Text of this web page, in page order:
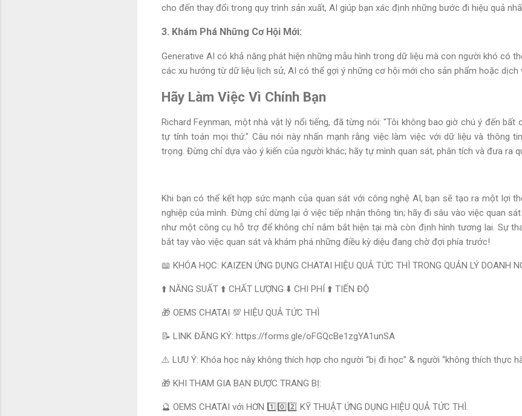
cho đến thay đổi trong quy trình sản xuất, AI giúp bạn xác định những bước đi hiệu quả
3. Khám Phá Những Cơ Hội Mới:
Generative AI có khả năng phát hiện những mẫu hình trong dữ liệu mà con người khó có
các xu hướng từ dữ liệu lịch sử, AI có thể gợi ý những cơ hội mới cho sản phẩm hoặc dịch
Hãy Làm Việc Vì Chính Bạn
Richard Feynman, một nhà vật lý nổi tiếng, đã từng nói: "Tôi không bao giờ chú ý đến bất
tự tính toán mọi thứ." Câu nói này nhấn mạnh rằng việc làm việc với dữ liệu và thông
trọng. Đừng chỉ dựa vào ý kiến của người khác; hãy tự mình quan sát, phân tích và đưa ra
Khi bạn có thể kết hợp sức mạnh của quan sát với công nghệ AI, bạn sẽ tạo ra một lợi
nghiệp của mình. Đừng chỉ dừng lại ở việc tiếp nhận thông tin; hãy đi sâu vào việc quan
như một công cụ hỗ trợ để không chỉ nắm bắt hiện tại mà còn định hình tương lai. Sự
bắt tay vào việc quan sát và khám phá những điều kỳ diệu đang chờ đợi phía trước!
📖 KHÓA HỌC: KAIZEN ỨNG DỤNG CHATAI HIỆU QUẢ TỨC THÌ TRONG QUẢN LÝ DOANH
⬆️ NĂNG SUẤT ⬆️ CHẤT LƯỢNG ⬇️ CHI PHÍ ⬆️ TIẾN ĐỘ
🎁 OEMS CHATAI 💯 HIỆU QUẢ TỨC THÌ
📝 LINK ĐĂNG KÝ: https://forms.gle/oFGQcBe1zgYA1unSA
⚠️ LƯU Ý: Khóa học này không thích hợp cho người “bị đi học” & người “không thích thực
🎁 KHI THAM GIA BẠN ĐƯỢC TRANG BỊ:
🔮 OEMS CHATAI với HƠN 1️⃣0️⃣2️⃣ KỸ THUẬT ỨNG DỤNG HIỆU QUẢ TỨC THÌ.